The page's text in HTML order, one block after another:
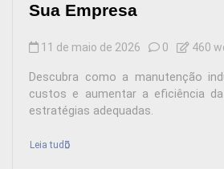
Sua Empresa
11 de maio de 2026 0 460
Descubra como a manutenção
custos e aumentar a eficiência
estratégias adequadas.
Leia tudo